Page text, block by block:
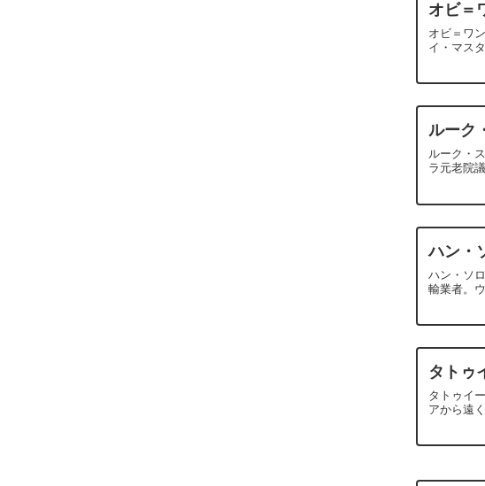
オビ＝
オビ＝ワ
イ・マス
ルーク
ルーク・
ラ元老院
ハン・
ハン・ソ
輸業者。
タトゥ
タトゥイ
アから遠